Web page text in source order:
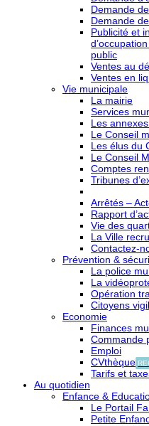
Demande
Demande
Publicité et
public
Ventes au
Ventes en
Vie municipale
La mairie
Services
Les
Le Conseil
Les élus du
Le Conseil
Comptes
Tribunes
Arrêtés –
Rapport
Vie des
La Ville
Contactez-
Prévention &
La police
La
Opération
Citoyens
Economie
Finances
Commande
Emploi
CVthèque
Tarifs et
Au quotidien
Enfance &
Le Portail
Petite